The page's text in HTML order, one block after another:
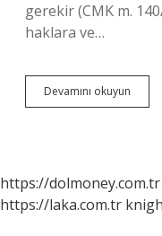
gerekir (CMK m.
haklara ve…
Devamını okuyun
Ceza
https://dolmoney.com.tr
https://laka.com.tr